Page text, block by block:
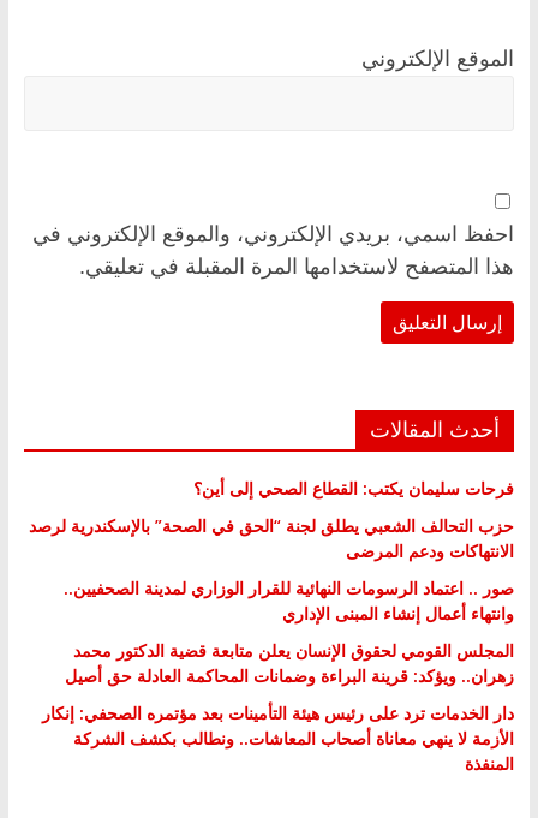
الموقع الإلكتروني
احفظ اسمي، بريدي الإلكتروني، والموقع الإلكتروني في
هذا المتصفح لاستخدامها المرة المقبلة في تعليقي.
أحدث المقالات
فرحات سليمان يكتب: القطاع الصحي إلى أين؟
حزب التحالف الشعبي يطلق لجنة “الحق في الصحة” بالإسكندرية لرصد
الانتهاكات ودعم المرضى
صور .. اعتماد الرسومات النهائية للقرار الوزاري لمدينة الصحفيين..
وانتهاء أعمال إنشاء المبنى الإداري
المجلس القومي لحقوق الإنسان يعلن متابعة قضية الدكتور محمد
زهران.. ويؤكد: قرينة البراءة وضمانات المحاكمة العادلة حق أصيل
دار الخدمات ترد على رئيس هيئة التأمينات بعد مؤتمره الصحفي: إنكار
الأزمة لا ينهي معاناة أصحاب المعاشات.. ونطالب بكشف الشركة
المنفذة